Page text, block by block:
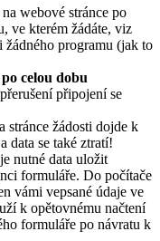
webové stránce po
ve kterém žádáte, viz
žádného programu (jak to
celou dobu
připojení se
stránce žádosti dojde k
data se také ztratí!
nutné data uložit
formuláře. Do počítače
vámi vepsané údaje ve
k opětovnému načtení
formuláře po návratu k